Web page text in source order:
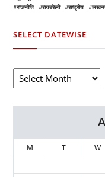
राजनीति
रायबरेली राष्ट्रीय
SELECT DATEWISE
M T W